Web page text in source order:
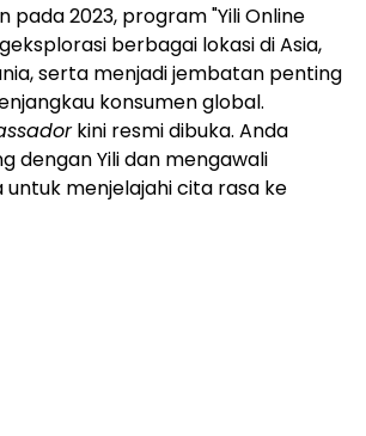
pada 2023, program "Yili Online
berbagai lokasi di Asia,
serta menjadi jembatan penting
konsumen global.
kini resmi dibuka. Anda
dengan Yili dan mengawali
untuk menjelajahi cita rasa ke